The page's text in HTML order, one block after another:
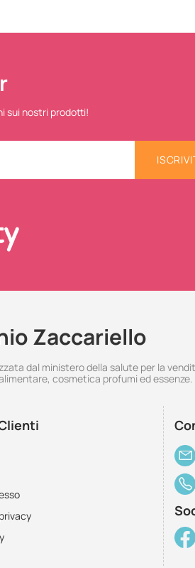
sui nostri prodotti!
Zaccariello
dal ministero della salute per la
cosmetica profumi ed essenze.